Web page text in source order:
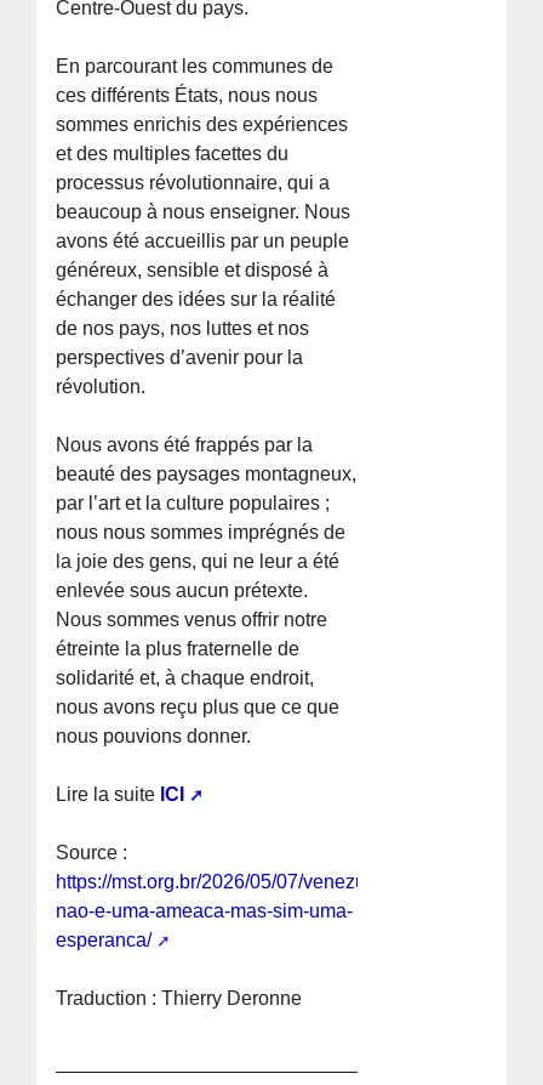
Centre-Ouest du pays.
En parcourant les communes de
ces différents États, nous nous
sommes enrichis des expériences
et des multiples facettes du
processus révolutionnaire, qui a
beaucoup à nous enseigner. Nous
avons été accueillis par un peuple
généreux, sensible et disposé à
échanger des idées sur la réalité
de nos pays, nos luttes et nos
perspectives d’avenir pour la
révolution.
Nous avons été frappés par la
beauté des paysages montagneux,
par l’art et la culture populaires ;
nous nous sommes imprégnés de
la joie des gens, qui ne leur a été
enlevée sous aucun prétexte.
Nous sommes venus offrir notre
étreinte la plus fraternelle de
solidarité et, à chaque endroit,
nous avons reçu plus que ce que
nous pouvions donner.
Lire la suite ICI
Source :
https://mst.org.br/2026/05/07/venezuela-
nao-e-uma-ameaca-mas-sim-uma-
esperanca/
Traduction : Thierry Deronne